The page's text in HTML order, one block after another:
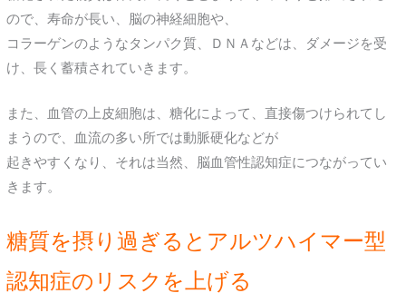
ので、寿命が長い、脳の神経細胞や、
コラーゲンのようなタンパク質、ＤＮＡなどは、ダメージを受
け、長く蓄積されていきます。
また、血管の上皮細胞は、糖化によって、直接傷つけられてし
まうので、血流の多い所では動脈硬化などが
起きやすくなり、それは当然、脳血管性認知症につながってい
きます。
糖質を摂り過ぎるとアルツハイマー型
認知症のリスクを上げる